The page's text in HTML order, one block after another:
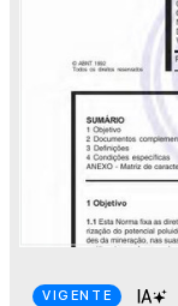
VIGENTE